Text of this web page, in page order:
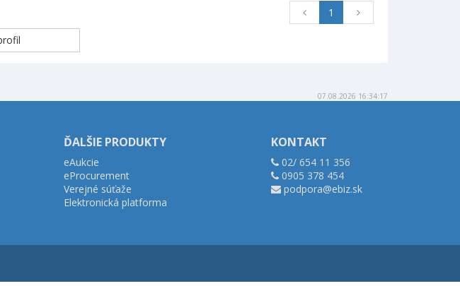
1
07.08.2026 16:34:17
ĎALŠIE PRODUKTY
eAukcie
eProcurement
Verejné súťaže
Elektronická platforma
KONTAKT
02/ 654 11 356
0905 378 454
podpora@ebiz.sk